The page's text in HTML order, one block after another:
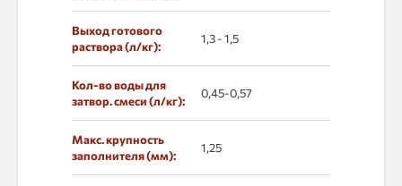
Выход готового
раствора (л/кг):
1,3 - 1,5
Кол-во воды для
затвор. смеси (л/кг):
0,45-0,57
Макс. крупность
заполнителя (мм):
1,25